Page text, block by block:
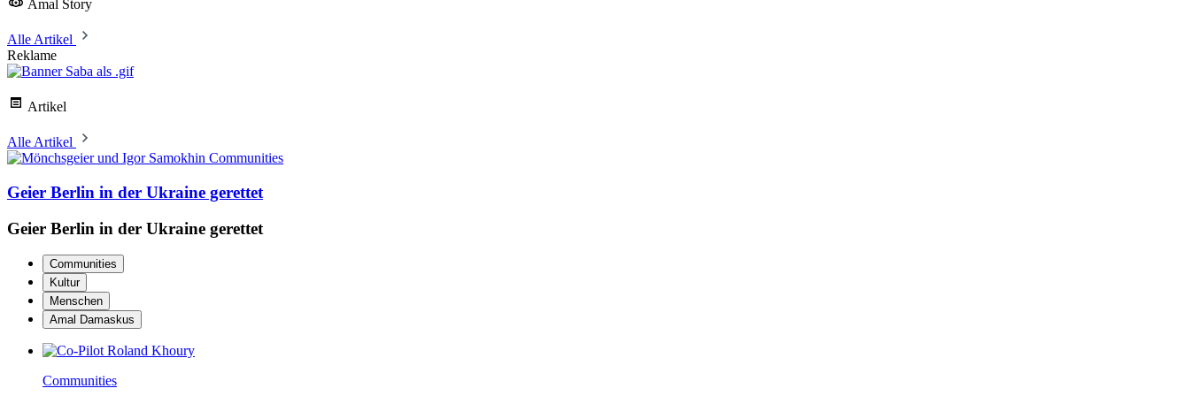
Amal Story
Alle Artikel
Reklame
Artikel
Alle Artikel
Communities
Geier Berlin in der Ukraine gerettet
Geier Berlin in der Ukraine gerettet
Communities
Kultur
Menschen
Amal Damaskus
Communities